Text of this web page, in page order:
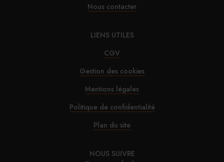
Nous contacter
LIENS UTILES
CGV
Gestion des cookies
Mentions légales
Politique de confidentialité
Plan du site
NOUS SUIVRE